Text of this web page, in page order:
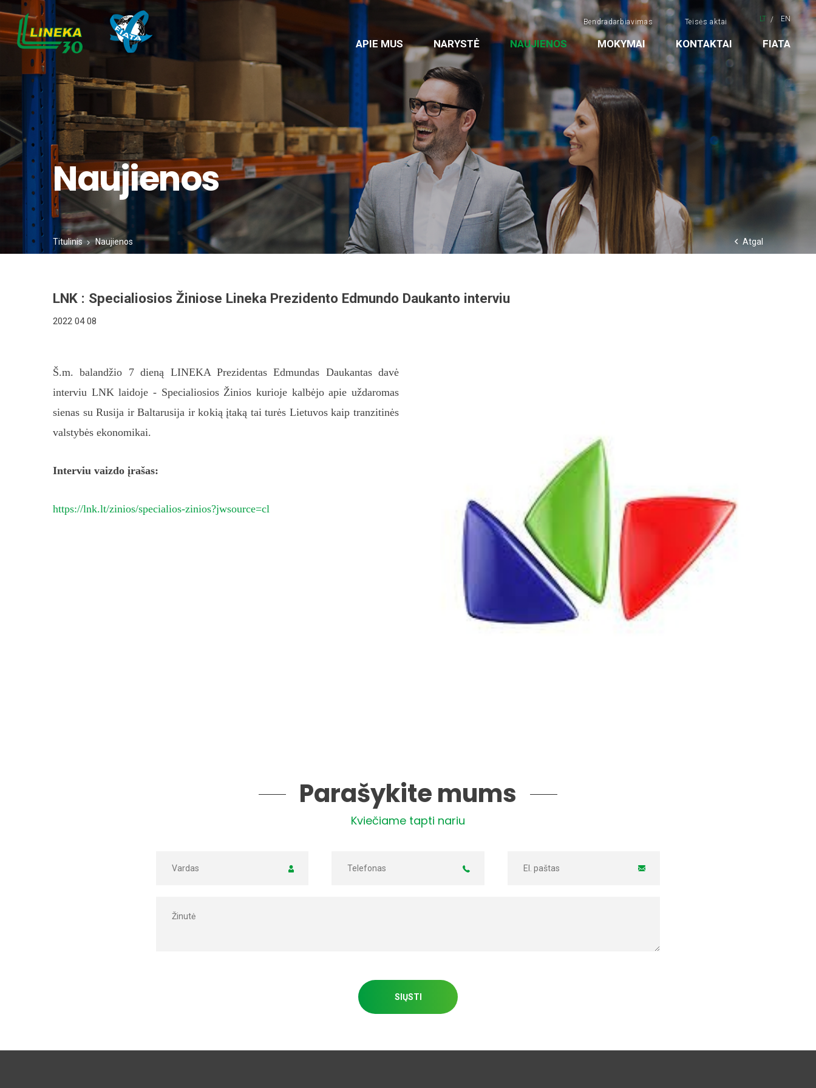
Bendradarbiavimas Teisės aktai LT EN
APIE MUS NARYSTĖ NAUJIENOS MOKYMAI KONTAKTAI FIATA
Naujienos
Titulinis Naujienos Atgal
LNK : Specialiosios Žiniose Lineka Prezidento Edmundo Daukanto interviu
2022 04 08
Š.m. balandžio 7 dieną LINEKA Prezidentas Edmundas Daukantas davė
interviu LNK laidoje - Specialiosios Žinios kurioje kalbėjo apie uždaromas
sienas su Rusija ir Baltarusija ir kokią įtaką tai turės Lietuvos kaip tranzitinės
valstybės ekonomikai.
Interviu vaizdo įrašas:
https://lnk.lt/zinios/specialios-zinios?jwsource=cl
Parašykite mums
Kviečiame tapti nariu
SIŲSTI